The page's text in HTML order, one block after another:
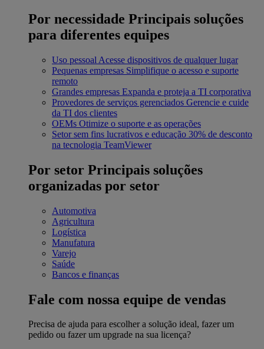
Por necessidade Principais soluções
para diferentes equipes
Uso pessoal Acesse dispositivos de qualquer lugar
Pequenas empresas Simplifique o acesso e suporte
remoto
Grandes empresas Expanda e proteja a TI corporativa
Provedores de serviços gerenciados Gerencie e cuide
da TI dos clientes
OEMs Otimize o suporte e as operações
Setor sem fins lucrativos e educação 30% de desconto
na tecnologia TeamViewer
Por setor Principais soluções
organizadas por setor
Automotiva
Agricultura
Logística
Manufatura
Varejo
Saúde
Bancos e finanças
Fale com nossa equipe de vendas
Precisa de ajuda para escolher a solução ideal, fazer um
pedido ou fazer um upgrade na sua licença?